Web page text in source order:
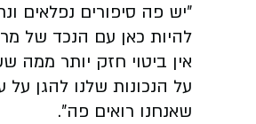
״יש פה סיפורים נפלאים
להיות כאן עם הנכד של
אין ביטוי חזק יותר ממה
על הנכונות שלנו להגן
שאנחנו רואים פה״.